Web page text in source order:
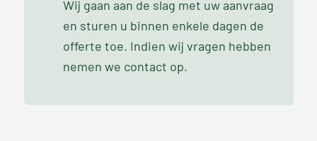
Wij gaan aan de slag met uw aanvraag
en sturen u binnen enkele dagen de
offerte toe. Indien wij vragen hebben
nemen we contact op.